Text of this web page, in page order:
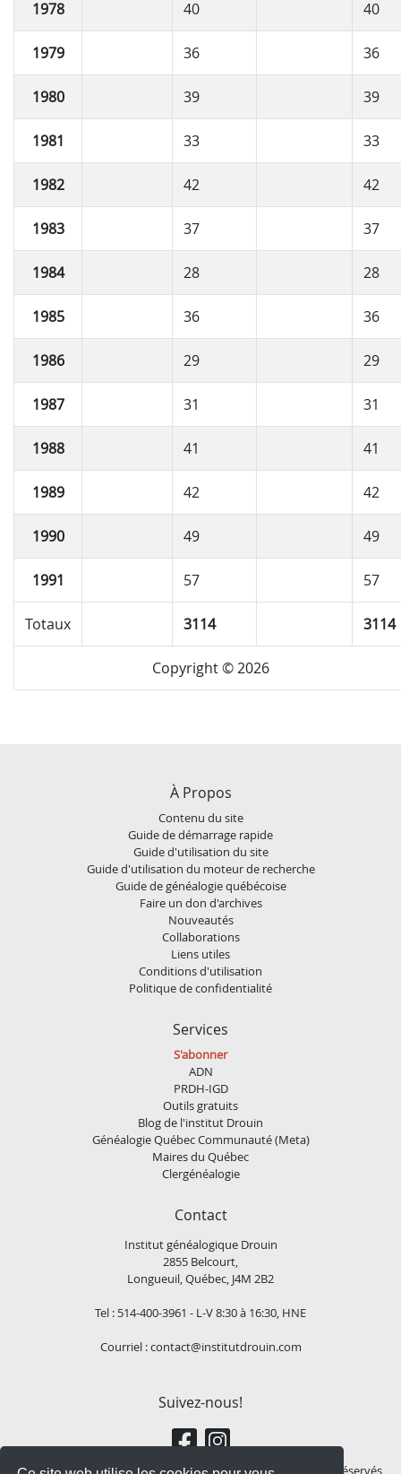
1978 40 40
1979 36 36
1980 39 39
1981 33 33
1982 42 42
1983 37 37
1984 28 28
1985 36 36
1986 29 29
1987 31 31
1988 41 41
1989 42 42
1990 49 49
1991 57 57
Totaux 3114 3114
Copyright © 2026
À Propos
Contenu du site
Guide de démarrage rapide
Guide d'utilisation du site
Guide d'utilisation du moteur de recherche
Guide de généalogie québécoise
Faire un don d'archives
Nouveautés
Collaborations
Liens utiles
Conditions d'utilisation
Politique de confidentialité
Services
S'abonner
ADN
PRDH-IGD
Outils gratuits
Blog de l'institut Drouin
Généalogie Québec Communauté (Meta)
Maires du Québec
Clergénéalogie
Contact
Institut généalogique Drouin
2855 Belcourt,
Longueuil, Québec, J4M 2B2
Tel : 514-400-3961 - L-V 8:30 à 16:30, HNE
Courriel :contact@institutdrouin.com
Suivez-nous!
Copyright 2026 Institut généalogique Drouin, Tous droits réservés